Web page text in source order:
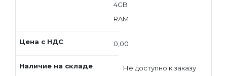
4GB
RAM
0,00
Не доступно к заказу